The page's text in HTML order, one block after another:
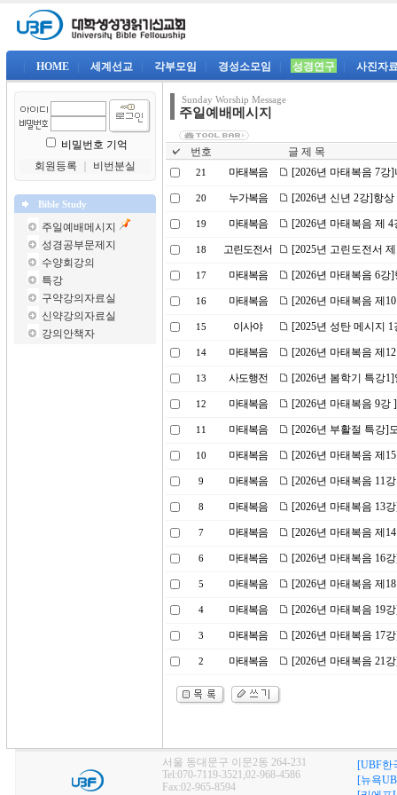
HOME 세계선교 각부모임 경성소모임 성경연구 사진자
비밀번호 기억
회원등록
비번분실
Bible Study
주일예배메시지
성경공부문제지
수양회강의
특강
구약강의자료실
신약강의자료실
강의안책자
Sunday Worship Message
주일예배메시지
번호 글 제 목
21 마태복음 [2026년 마태복음 7강
20 누가복음 [2026년 신년 2강]항
19 마태복음 [2026년 마태복음 제
18 고린도전서 [2025년 고린도전서
17 마태복음 [2026년 마태복음 6강
16 마태복음 [2026년 마태복음 제
15 이사야 [2025년 성탄 메시지
14 마태복음 [2026년 마태복음 제
13 사도행전 [2026년 봄학기 특강
12 마태복음 [2026년 마태복음 9강
11 마태복음 [2026년 부활절 특강]
10 마태복음 [2026년 마태복음 제
9 마태복음 [2026년 마태복음 11
8 마태복음 [2026년 마태복음 13
7 마태복음 [2026년 마태복음 제
6 마태복음 [2026년 마태복음 16
5 마태복음 [2026년 마태복음 제
4 마태복음 [2026년 마태복음 19
3 마태복음 [2026년 마태복음 17
2 마태복음 [2026년 마태복음 21
서울 동대문구 이문2동 264-231
Tel:070-7119-3521,02-968-4586
Fax:02-965-8594
[UBF한
[뉴욕